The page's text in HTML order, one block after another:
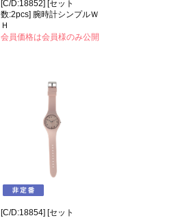
[C/D:18852] [セット
数:2pcs] 腕時計シンプルＷ
Ｈ
会員価格は会員様のみ公開
[C/D:18854] [セット